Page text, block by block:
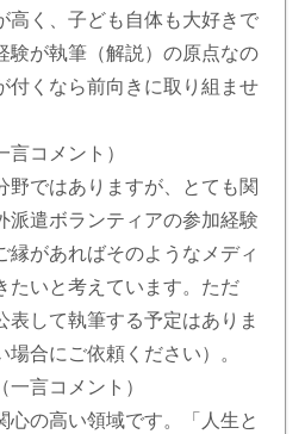
高く、子ども自体も大好きで
験が執筆（解説）の原点なの
付くなら前向きに取り組ませ
コメント）
野ではありますが、とても関
派遣ボランティアの参加経験
縁があればそのようなメディ
たいと考えています。ただ
表して執筆する予定はありま
合にご依頼ください）。
言コメント）
の高い領域です。「人生と